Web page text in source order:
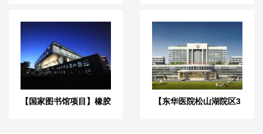
【国家图书馆项目】橡胶
【东华医院松山湖院区3